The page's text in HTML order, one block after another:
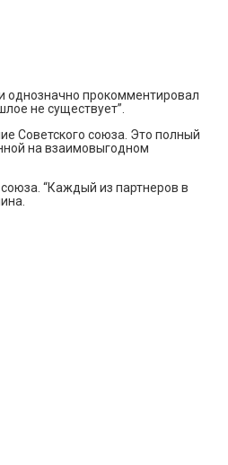
однозначно прокомментировал
не существует”.
Советского союза. Это полный
на взаимовыгодном
“Каждый из партнеров в